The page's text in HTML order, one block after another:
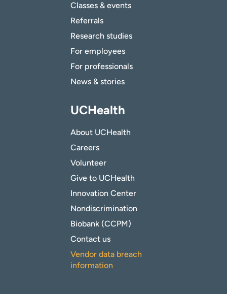
Classes & events
Referrals
Research studies
For employees
For professionals
News & stories
UCHealth
About UCHealth
Careers
Volunteer
Give to UCHealth
Innovation Center
Nondiscrimination
Biobank (CCPM)
Contact us
Vendor data breach
information